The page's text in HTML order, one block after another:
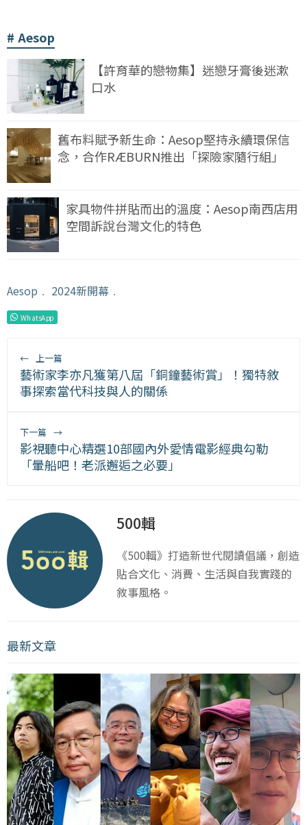
Aesop
【許育華的戀物集】迷戀牙膏後迷漱
口水
舊布料賦予新生命：Aesop堅持永續環保信
念，合作RÆBURN推出「探險家隨行組」
家具物件拼貼而出的溫度：Aesop南西店用
空間訴說台灣文化的特色
Aesop ﹒ 2024新開幕 ﹒
WhatsApp
← 上一篇
藝術家李亦凡獲第八屆「銅鐘藝術賞」！獨特敘
事探索當代科技與人的關係
下一篇 →
影視聽中心精選10部國內外愛情電影經典勾勒
「暈船吧！老派邂逅之必要」
500輯
《500輯》打造新世代閱讀倡議，創造
貼合文化、消費、生活與自我實踐的
敘事風格。
最新文章